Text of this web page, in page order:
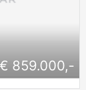
€ 859.000,-